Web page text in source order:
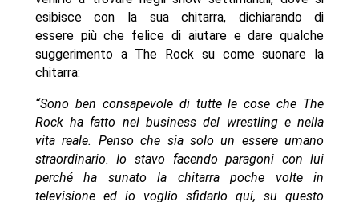
esibisce con la sua chitarra, dichiarando di
essere più che felice di aiutare e dare qualche
suggerimento a The Rock su come suonare la
chitarra:
“Sono ben consapevole di tutte le cose che The
Rock ha fatto nel business del wrestling e nella
vita reale. Penso che sia solo un essere umano
straordinario. Io stavo facendo paragoni con lui
perché ha sunato la chitarra poche volte in
televisione ed io voglio sfidarlo qui, su questo